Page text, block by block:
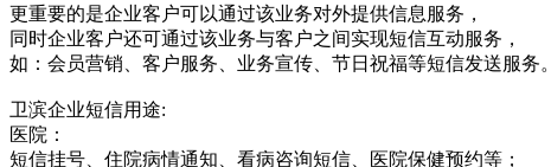
更重要的是企业客户可以通过该业务对外提供信息服务，
同时企业客户还可通过该业务与客户之间实现短信互动服务，
如：会员营销、客户服务、业务宣传、节日祝福等短信发送服务。
卫滨企业短信用途:
医院：
短信挂号、住院病情通知、看病咨询短信、医院保健预约等；